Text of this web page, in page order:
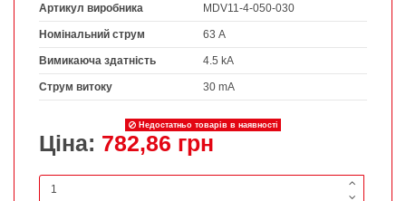
Артикул виробника MDV11-4-050-030
Номінальний струм 63 А
Вимикаюча здатність 4.5 kA
Струм витоку 30 mA
Недостатньо товарів в наявності
Ціна: 782,86 грн